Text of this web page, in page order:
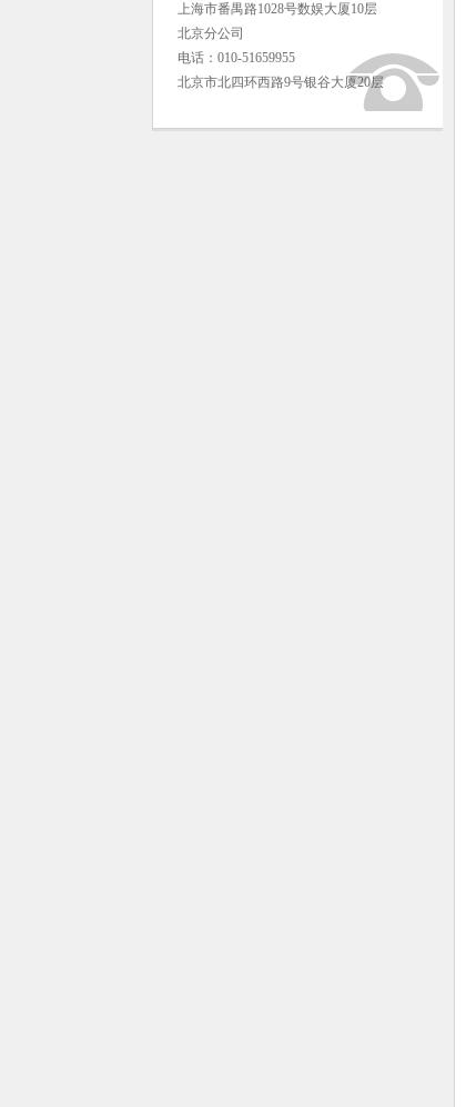
上海市番禺路1028号数娱大厦10层
北京分公司
电话：010-51659955
北京市北四环西路9号银谷大厦20层